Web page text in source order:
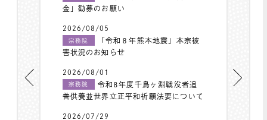
金」勧募のお願い
2026/08/05
宗務院
「令和８年熊本地震」本宗被
害状況のお知らせ
2026/08/01
宗務院
令和8年度千鳥ヶ淵戦没者追
善供養並世界立正平和祈願法要について
2026/07/29